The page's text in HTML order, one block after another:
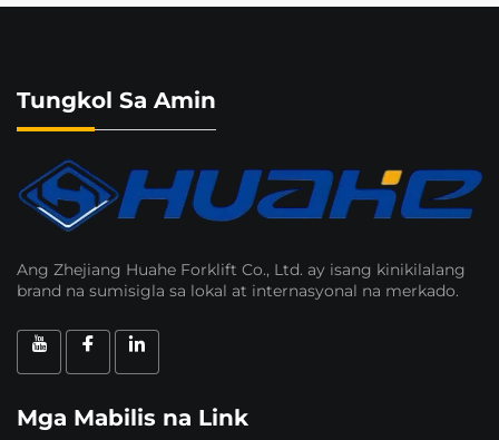
Tungkol Sa Amin
Ang Zhejiang Huahe Forklift Co., Ltd. ay isang kinikilalang
brand na sumisigla sa lokal at internasyonal na merkado.
Mga Mabilis na Link